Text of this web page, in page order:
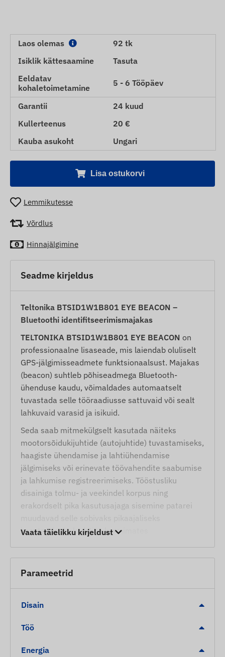
Laos olemas
92 tk
Isiklik kättesaamine
Tasuta
Eeldatav
kohaletoimetamine
5 - 6 Tööpäev
Garantii
24 kuud
Kullerteenus
20 €
Kauba asukoht
Ungari
Lisa ostukorvi
Lemmikutesse
Võrdlus
Hinnajälgimine
Seadme kirjeldus
Teltonika BTSID1W1B801 EYE BEACON –
Bluetoothi identifitseerimismajakas
TELTONIKA BTSID1W1B801 EYE BEACON on
professionaalne lisaseade, mis laiendab oluliselt
GPS-jälgimisseadmete funktsionaalsust. Majakas
(beacon) suhtleb põhiseadmega Bluetooth-
ühenduse kaudu, võimaldades automaatselt
tuvastada selle tööraadiusse sattuvaid või sealt
lahkuvaid varasid ja isikuid.
Seda saab mitmekülgselt kasutada näiteks
mootorsõidukijuhtide (autojuhtide) tuvastamiseks,
haagiste ühendamise ja lahtiühendamise
jälgimiseks või erinevate töövahendite saabumise
ja lahkumise registreerimiseks. Tööstusliku
disainiga tolmu- ja veekindel korpus ning
erakordselt pika kasutusajaga sisemine patarei
kasutamiseks ka kõige karmimates
Teenused ja omadused
Automaatne märguanne ja tuvastamine
tööraadiusse sisenemisel või sealt väljumisel.
seal, kus puudub GPS-signaal.
Vaata täielikku kirjeldust
Parameetrid
Disain
Töö
Energia